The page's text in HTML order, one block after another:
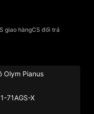
giao hàngCS đổi trả
Olym Pianus
71AGS-X